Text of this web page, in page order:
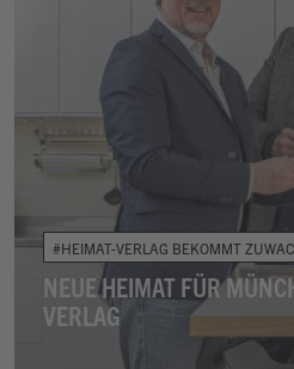
#HEIMAT-VERLAG BEKOMMT
NEUE HEIMAT FÜR
VERLAG